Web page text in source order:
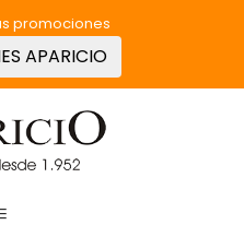
promociones
APARICIO